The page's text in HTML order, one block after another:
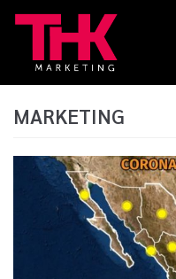
Saltar
contenido
MARKETING